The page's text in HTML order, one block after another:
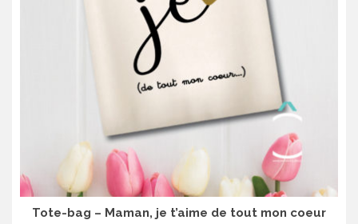
Tote-bag – Maman, je t’aime de tout mon coeur